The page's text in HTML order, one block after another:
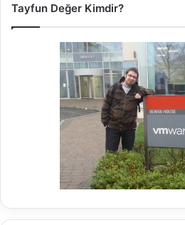
Tayfun Değer Kimdir?